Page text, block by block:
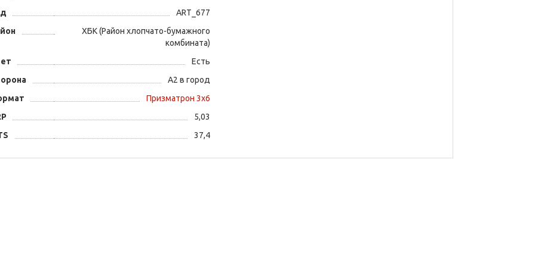
ART_677
ХБК (Район хлопчато-бумажного
комбината)
Есть
А2 в город
Призматрон 3х6
5,03
37,4